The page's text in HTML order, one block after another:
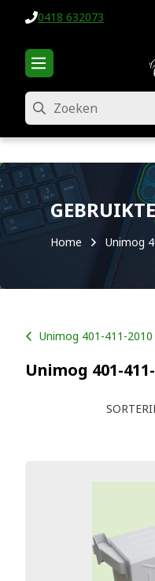
0418 632073
Zoeken
Home Unimog
Unimog 401-411-2010
Unimog 401-